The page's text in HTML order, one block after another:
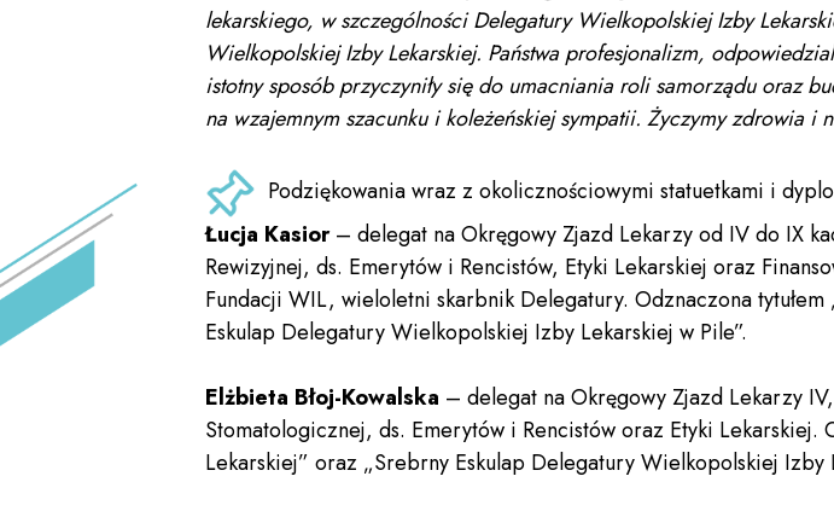
lekarskiego, w szczególności Delegatury Wielkopolskiej Izby
Wielkopolskiej Izby Lekarskiej. Państwa profesjonalizm,
istotny sposób przyczyniły się do umacniania roli samorządu oraz
na wzajemnym szacunku i koleżeńskiej sympatii. Życzymy zdrowia
Podziękowania wraz z okolicznościowymi statuetkami i
Łucja Kasior– delegat na Okręgowy Zjazd Lekarzy od IV do IX
Rewizyjnej, ds. Emerytów i Rencistów, Etyki Lekarskiej oraz
Fundacji WIL, wieloletni skarbnik Delegatury. Odznaczona
Eskulap Delegatury Wielkopolskiej Izby Lekarskiej w Pile”.
Elżbieta Błoj-Kowalska – delegat na Okręgowy Zjazd Lekarzy
Stomatologicznej, ds. Emerytów i Rencistów oraz Etyki Lekarskiej.
Lekarskiej” oraz „Srebrny Eskulap Delegatury Wielkopolskiej Izby